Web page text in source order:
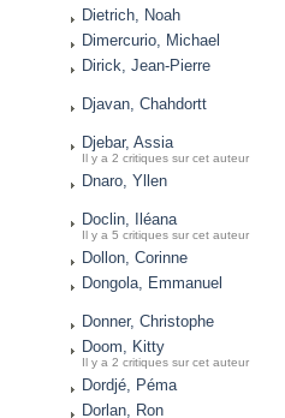
Dietrich, Noah
Dimercurio, Michael
Dirick, Jean-Pierre
Djavan, Chahdortt
Djebar, Assia
Il y a 2 critiques sur cet auteur
Dnaro, Yllen
Doclin, Iléana
Il y a 5 critiques sur cet auteur
Dollon, Corinne
Dongola, Emmanuel
Donner, Christophe
Doom, Kitty
Il y a 2 critiques sur cet auteur
Dordjé, Péma
Dorlan, Ron